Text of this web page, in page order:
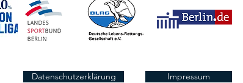
Datenschutzerklärung Impressum